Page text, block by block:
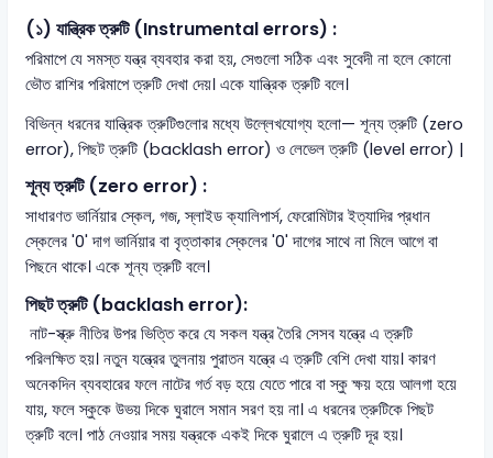
(১) যান্ত্রিক ত্রুটি (Instrumental errors) :
পরিমাপে যে সমস্ত যন্ত্র ব্যবহার করা হয়, সেগুলো সঠিক এবং সুবেদী না হলে কোনো
ভৌত রাশির পরিমাপে ত্রুটি দেখা দেয়। একে যান্ত্রিক ত্রুটি বলে।
বিভিন্ন ধরনের যান্ত্রিক ত্রুটিগুলোর মধ্যে উল্লেখযোগ্য হলো— শূন্য ত্রুটি (zero
error), পিছট ত্রুটি (backlash error) ও লেভেল ত্রুটি (level error) |
শূন্য ত্রুটি (zero error) :
সাধারণত ভার্নিয়ার স্কেল, গজ, স্লাইড ক্যালিপার্স, ফেরোমিটার ইত্যাদির প্রধান
স্কেলের '0' দাগ ভার্নিয়ার বা বৃত্তাকার স্কেলের '0' দাগের সাথে না মিলে আগে বা
পিছনে থাকে। একে শূন্য ত্রুটি বলে।
পিছট ত্রুটি (backlash error):
নাট-স্ক্রু নীতির উপর ভিত্তি করে যে সকল যন্ত্র তৈরি সেসব যন্ত্রে এ ত্রুটি
পরিলক্ষিত হয়। নতুন যন্ত্রের তুলনায় পুরাতন যন্ত্রে এ ত্রুটি বেশি দেখা যায়। কারণ
অনেকদিন ব্যবহারের ফলে নাটের গর্ত বড় হয়ে যেতে পারে বা স্কু ক্ষয় হয়ে আলগা হয়ে
যায়, ফলে স্কুকে উভয় দিকে ঘুরালে সমান সরণ হয় না। এ ধরনের ত্রুটিকে পিছট
ত্রুটি বলে। পাঠ নেওয়ার সময় যন্ত্রকে একই দিকে ঘুরালে এ ত্রুটি দূর হয়।